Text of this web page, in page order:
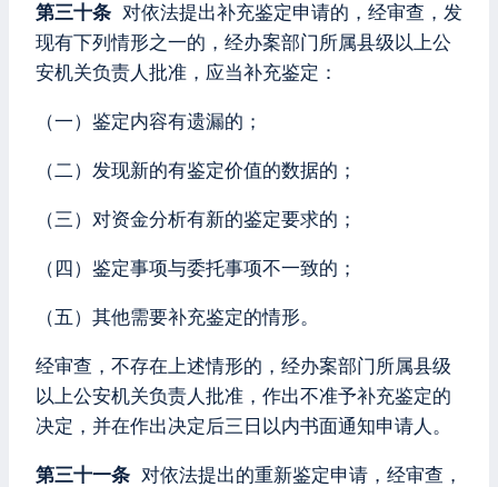
第三十条 对依法提出补充鉴定申请的，经审查，发
现有下列情形之一的，经办案部门所属县级以上公
安机关负责人批准，应当补充鉴定：
（一）鉴定内容有遗漏的；
（二）发现新的有鉴定价值的数据的；
（三）对资金分析有新的鉴定要求的；
（四）鉴定事项与委托事项不一致的；
（五）其他需要补充鉴定的情形。
经审查，不存在上述情形的，经办案部门所属县级
以上公安机关负责人批准，作出不准予补充鉴定的
决定，并在作出决定后三日以内书面通知申请人。
第三十一条 对依法提出的重新鉴定申请，经审查，